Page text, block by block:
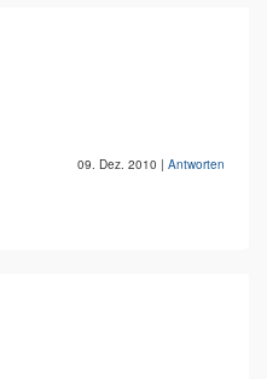
09. Dez. 2010 | Antworten